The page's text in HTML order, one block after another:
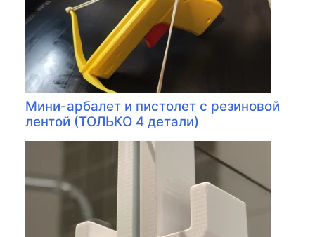
Мини-арбалет и пистолет с резиновой
лентой (ТОЛЬКО 4 детали)